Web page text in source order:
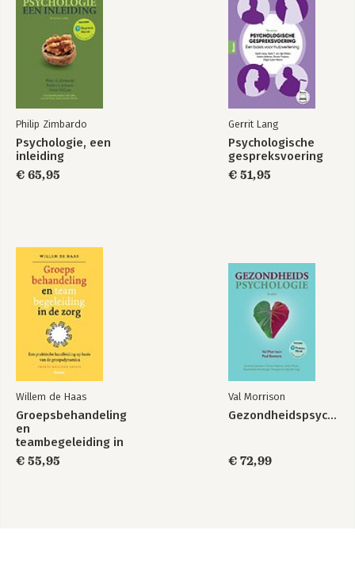
Philip Zimbardo
Psychologie, een
inleiding
€ 65,95
Gerrit Lang
Psychologische
gespreksvoering
€ 51,95
Willem de Haas
Groepsbehandeling
en
teambegeleiding in
de zorg
€ 55,95
Val Morrison
Gezondheidspsychologie
€ 72,99